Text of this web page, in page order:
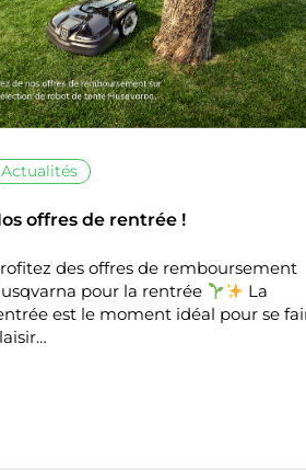
Actualités
offres de rentrée !
des offres de remboursement
pour la rentrée
La
est le moment idéal pour se